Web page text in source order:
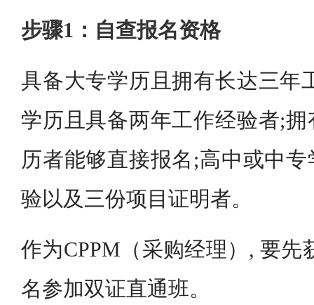
步骤1：自查报名资格
具备大专学历且拥有长达三年
学历且具备两年工作经验者;
历者能够直接报名;高中或中
验以及三份项目证明者。
作为CPPM（采购经理）, 要先
名参加双证直通班。